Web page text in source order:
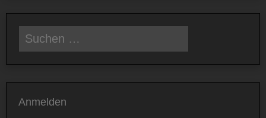
Suchen
nach:
Anmelden